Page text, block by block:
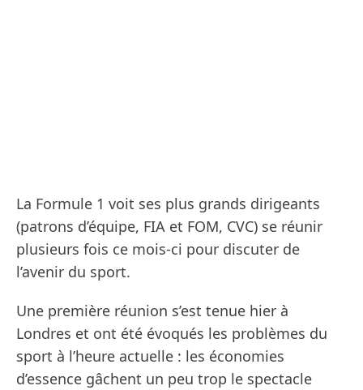
La Formule 1 voit ses plus grands dirigeants
(patrons d’équipe, FIA et FOM, CVC) se réunir
plusieurs fois ce mois-ci pour discuter de
l’avenir du sport.
Une première réunion s’est tenue hier à
Londres et ont été évoqués les problèmes du
sport à l’heure actuelle : les économies
d’essence gâchent un peu trop le spectacle